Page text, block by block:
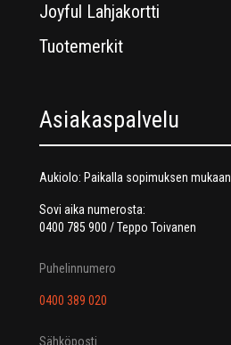
Joyful Lahjakortti
Tuotemerkit
Asiakaspalvelu
Aukiolo: Paikalla sopimuksen mukaan.
Sovi aika numerosta:
0400 785 900 / Teppo Toivanen
Puhelinnumero
0400 389 020
Sähköposti